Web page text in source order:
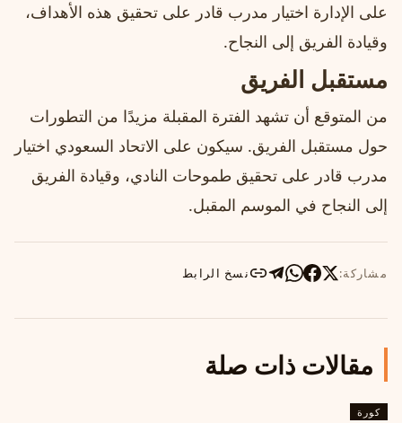
على الإدارة اختيار مدرب قادر على تحقيق هذه الأهداف،
وقيادة الفريق إلى النجاح.
مستقبل الفريق
من المتوقع أن تشهد الفترة المقبلة مزيدًا من التطورات
حول مستقبل الفريق. سيكون على الاتحاد السعودي اختيار
مدرب قادر على تحقيق طموحات النادي، وقيادة الفريق
إلى النجاح في الموسم المقبل.
مشاركة: نسخ الرابط
مقالات ذات صلة
كورة